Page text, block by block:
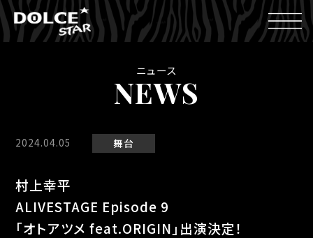
ニュース
NEWS
2024.04.05 舞台
村上幸平
ALIVESTAGE Episode 9
「オトアツメ feat.ORIGIN」出演決定！